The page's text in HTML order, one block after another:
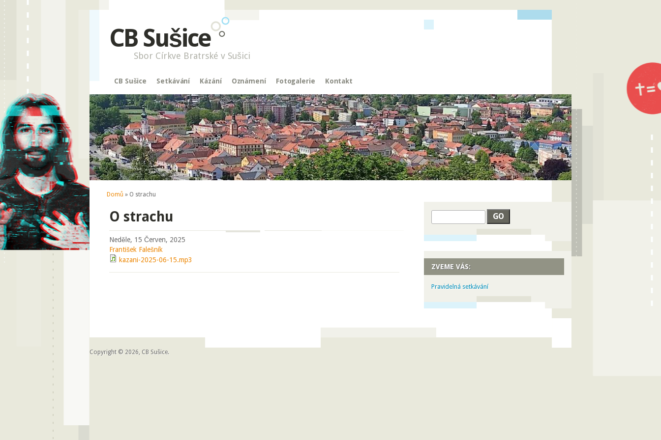
CB Sušice
Sbor Církve Bratrské v Sušici
CB Sušice Setkávání Kázání Oznámení Fotogalerie Kontakt
Jste zde
Domů » O strachu
O strachu
Neděle, 15 Červen, 2025
František Falešník
kazani-2025-06-15.mp3
Hledat
ZVEME VÁS:
Pravidelná setkávání
Copyright © 2026, CB Sušice.